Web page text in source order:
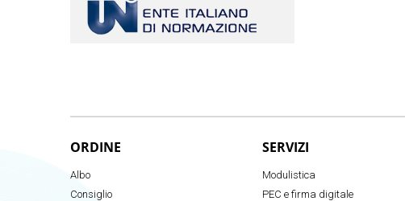
ORDINE
Albo
Consiglio
SERVIZI
Modulistica
PEC e firma digitale